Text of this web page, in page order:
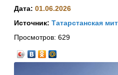
Дата: 01.06.2026
Источник: Татарстанская
Просмотров: 629